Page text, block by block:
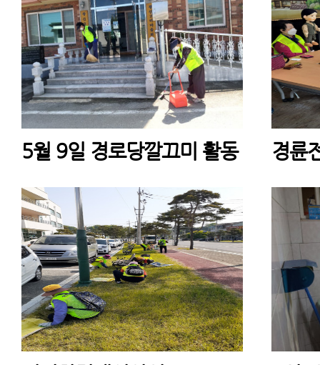
5월 9일 경로당깔끄미 활동 경륜